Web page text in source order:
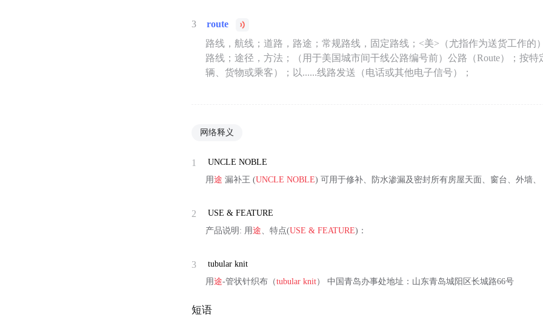
3
route
路线，航线；道路，路途；常规路线，固定路线；<美>（尤指作为送货工作的
路线；途径，方法；（用于美国城市间干线公路编号前）公路（Route）；按特
辆、货物或乘客）；以......线路发送（电话或其他电子信号）；
网络释义
1
UNCLE NOBLE
用途 漏补王 (UNCLE NOBLE) 可用于修补、防水渗漏及密封所有房屋天面、窗台、外墙
2
USE & FEATURE
产品说明: 用途、特点(USE & FEATURE)：
3
tubular knit
用途-管状针织布（tubular knit） 中国青岛办事处地址：山东青岛城阳区长城路66号
短语